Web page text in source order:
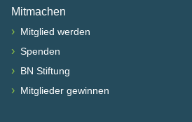
Mitmachen
› Mitglied werden
› Spenden
› BN Stiftung
› Mitglieder gewinnen